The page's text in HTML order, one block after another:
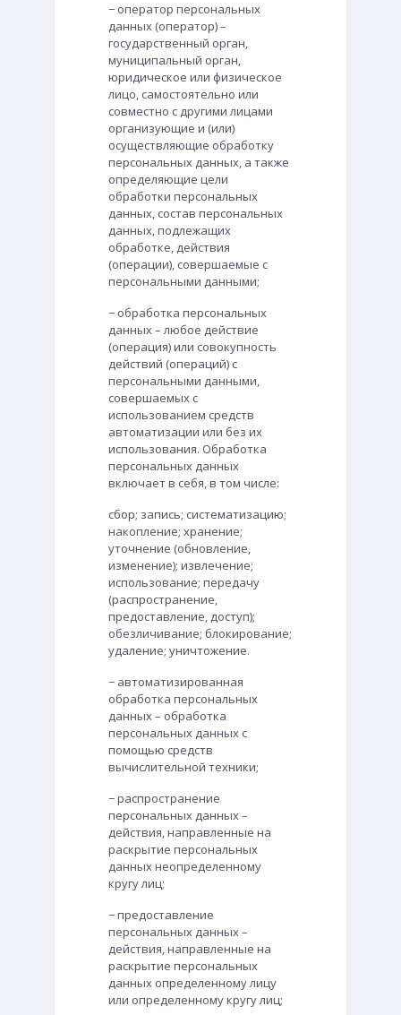
− оператор персональных
данных (оператор) –
государственный орган,
муниципальный орган,
юридическое или физическое
лицо, самостоятельно или
совместно с другими лицами
организующие и (или)
осуществляющие обработку
персональных данных, а также
определяющие цели
обработки персональных
данных, состав персональных
данных, подлежащих
обработке, действия
(операции), совершаемые с
персональными данными;
− обработка персональных
данных – любое действие
(операция) или совокупность
действий (операций) с
персональными данными,
совершаемых с
использованием средств
автоматизации или без их
использования. Обработка
персональных данных
включает в себя, в том числе:
сбор; запись; систематизацию;
накопление; хранение;
уточнение (обновление,
изменение); извлечение;
использование; передачу
(распространение,
предоставление, доступ);
обезличивание; блокирование;
удаление; уничтожение.
− автоматизированная
обработка персональных
данных – обработка
персональных данных с
помощью средств
вычислительной техники;
− распространение
персональных данных –
действия, направленные на
раскрытие персональных
данных неопределенному
кругу лиц;
− предоставление
персональных данных –
действия, направленные на
раскрытие персональных
данных определенному лицу
или определенному кругу лиц;